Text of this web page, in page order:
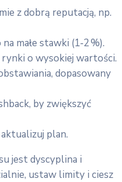
z dobrą reputacją, np.
małe stawki (1‑2 %).
o wysokiej wartości.
dopasowany
by zwiększyć
plan.
jest dyscyplina i
ustaw limity i ciesz